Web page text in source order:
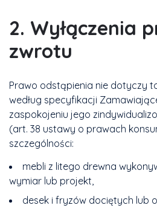
2. Wyłączenia
zwrotu
Prawo odstąpienia nie dotyczy
według specyfikacji
zaspokojeniu jego
(art. 38 ustawy o prawach
szczególności:
mebli z litego drewna
wymiar lub projekt,
desek i fryzów dociętych lub